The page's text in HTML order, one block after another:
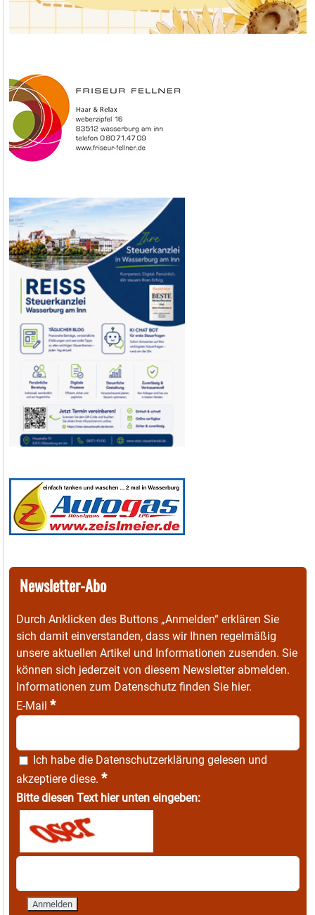
Newsletter-Abo
Durch Anklicken des Buttons „Anmelden“ erklären Sie
sich damit einverstanden, dass wir Ihnen regelmäßig
unsere aktuellen Artikel und Informationen zusenden. Sie
können sich jederzeit von diesem Newsletter abmelden.
Informationen zum Datenschutz finden Sie hier.
E-Mail *
Ich habe die Datenschutzerklärung gelesen und
akzeptiere diese. *
Bitte diesen Text hier unten eingeben: